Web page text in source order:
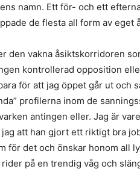
namn. Ett för- och ett
de flesta all form av
den vakna åsiktskorridoren
kontrollerad opposition
för att jag öppet går ut och
profilerna inom de
antingen eller. Jag är
att han gjort ett riktigt bra
för det och önskar honom all
på en trendig våg och